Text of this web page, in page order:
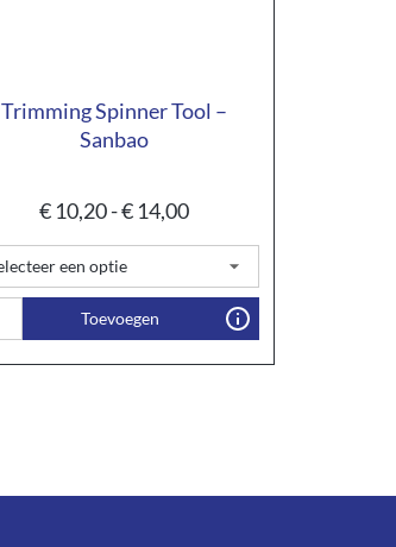
Trimming Spinner Tool –
Sanbao
€ 10,20-€ 14,00
Toevoegen